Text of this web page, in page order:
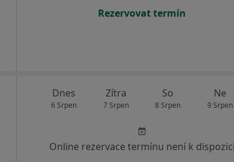
Rezervovat termín
Dnes
6 Srpen
Zítra
7 Srpen
So
8 Srpen
Ne
9 Srpen
Online rezervace termínu není k dispozici